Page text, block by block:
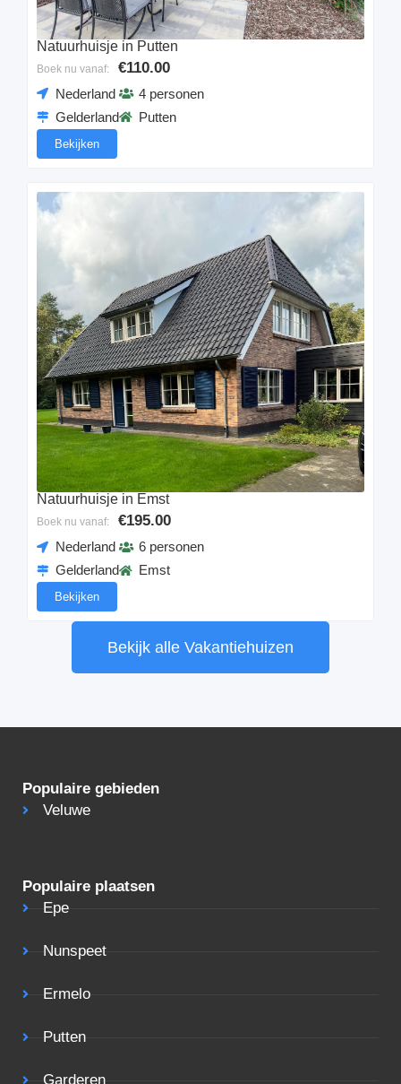
Natuurhuisje in Putten
Boek nu vanaf: €110.00
Nederland
Gelderland
4 personen
Putten
Bekijken
Natuurhuisje in Emst
Boek nu vanaf: €195.00
Nederland
Gelderland
6 personen
Emst
Bekijken
Bekijk alle Vakantiehuizen
Populaire gebieden
Veluwe
Populaire plaatsen
Epe
Nunspeet
Ermelo
Putten
Garderen